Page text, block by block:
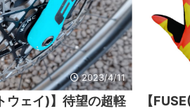
2023/4/11
ウェイ)】待望の超軽
【